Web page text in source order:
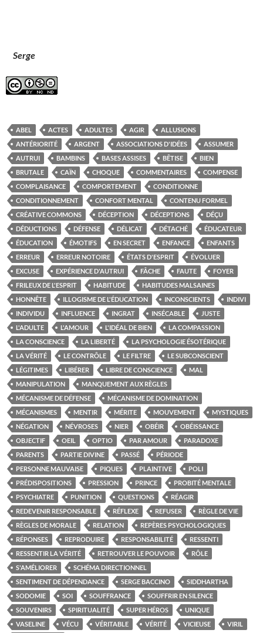
Serge
ABEL ACTES ADULTES AGIR
ALLUSIONS
ANTÉRIORITÉ
ARGENT ASSOCIATIONS D'IDÉES
ASSUMER
AUTRUI
BAMBINS BASES ASSISES BÊTISE
BIEN
BRUTALE
CAÏN CHOQUE COMMENTAIRES
COMPENSE
COMPLAISANCE
COMPORTEMENT
CONDITIONNE
CONDITIONNEMENT
CONFORT MENTAL
CONTENU FORMEL
CRÉATIVE COMMONS
DÉCEPTION DÉCEPTIONS
DÉÇU
DÉDUCTIONS
DÉFENSE DÉLICAT DÉTACHÉ
ÉDUCATEUR
ÉDUCATION
ÉMOTIFS EN SECRET ENFANCE
ENFANTS
ERREUR
ERREUR NOTOIRE ÉTATS D'ESPRIT
ÉVOLUER
EXCUSE
EXPÉRIENCE D'AUTRUI FÂCHE FAUTE
FOYER
FRILEUX DE L'ESPRIT
HABITUDE
HABITUDES MALSAINES
HONNÊTE
ILLOGISME DE L'ÉDUCATION INCONSCIENTS
INDIVI
INDIVIDU
INFLUENCE INGRAT INSÉCABLE
JUSTE
L'ADULTE
L'AMOUR L'IDÉAL DE BIEN
LA COMPASSION
LA CONSCIENCE
LA LIBERTÉ
LA PSYCHOLOGIE ÉSOTÉRIQUE
LA VÉRITÉ
LE CONTRÔLE LE FILTRE
LE SUBCONSCIENT
LÉGITIMES
LIBÉRER LIBRE DE CONSCIENCE
MAL
MANIPULATION
MANQUEMENT AUX RÈGLES
MÉCANISME DE DÉFENSE
MÉCANISME DE DOMINATION
MÉCANISMES
MENTIR MÉRITE MOUVEMENT
MYSTIQUES
NÉGATION
NÉVROSES NIER OBÉIR
OBÉISSANCE
OBJECTIF
OEIL OPTIO PAR AMOUR
PARADOXE
PARENTS
PARTIE DIVINE PASSÉ
PÉRIODE
PERSONNE MAUVAISE
PIQUES PLAINTIVE
POLI
PRÉDISPOSITIONS
PRESSION PRINCE
PROBITÉ MENTALE
PSYCHIATRE
PUNITION QUESTIONS
RÉAGIR
REDEVENIR RESPONSABLE
RÉFLEXE REFUSER
RÈGLE DE VIE
RÈGLES DE MORALE
RELATION
REPÈRES PSYCHOLOGIQUES
RÉPONSES
REPRODUIRE RESPONSABILITÉ
RESSENTI
RESSENTIR LA VÉRITÉ
RETROUVER LE POUVOIR
RÔLE
S'AMÉLIORER
SCHÉMA DIRECTIONNEL
SENTIMENT DE DÉPENDANCE
SERGE BACCINO
SIDDHARTHA
SODOMIE
SOI SOUFFRANCE
SOUFFRIR EN SILENCE
SOUVENIRS
SPIRITUALITÉ SUPER HÉROS
UNIQUE
VASELINE
VÉCU VÉRITABLE VÉRITÉ VICIEUSE
VIRIL